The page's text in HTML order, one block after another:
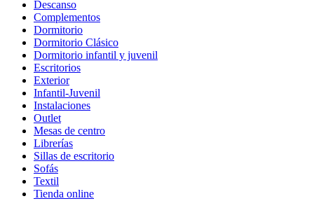
Descanso
Complementos
Dormitorio
Dormitorio Clásico
Dormitorio infantil y juvenil
Escritorios
Exterior
Infantil-Juvenil
Instalaciones
Outlet
Mesas de centro
Librerías
Sillas de escritorio
Sofás
Textil
Tienda online